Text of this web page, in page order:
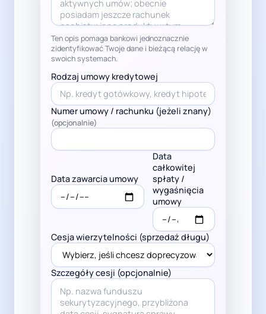
Ten opis pomaga bankowi jednoznacznie
zidentyfikować Twoje dane i bieżącą relację w
swoich systemach.
Rodzaj umowy kredytowej
Numer umowy / rachunku (jeżeli znany)
(opcjonalnie)
Data zawarcia umowy
Data
całkowitej
spłaty /
wygaśnięcia
umowy
Cesja wierzytelności (sprzedaż długu)
Szczegóły cesji (opcjonalnie)